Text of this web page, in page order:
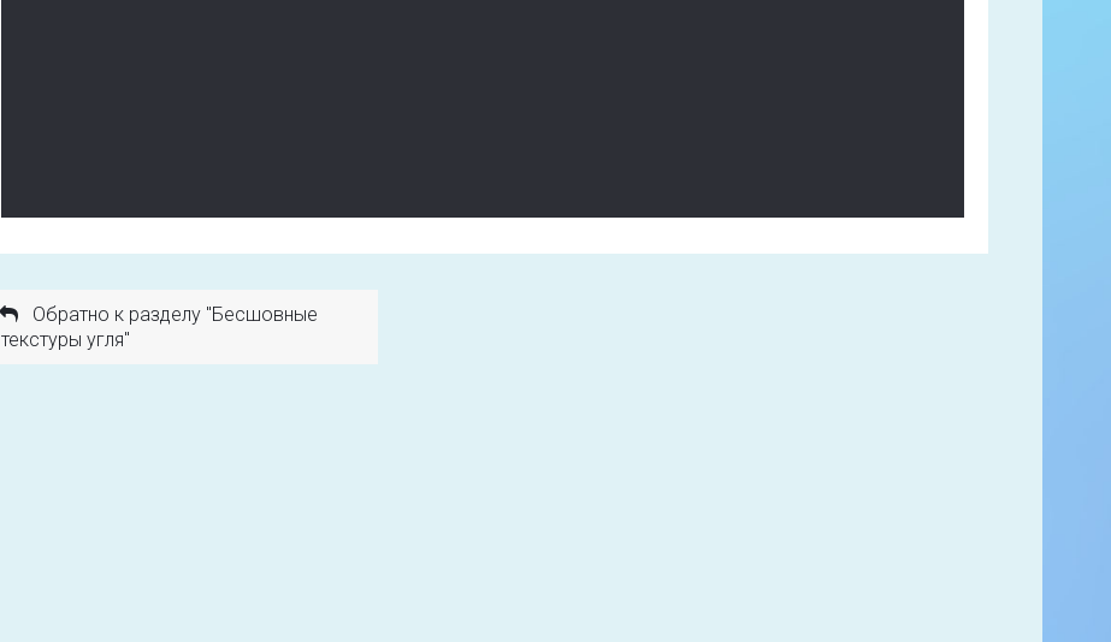
Обратно к разделу "Бесшовные
текстуры угля"